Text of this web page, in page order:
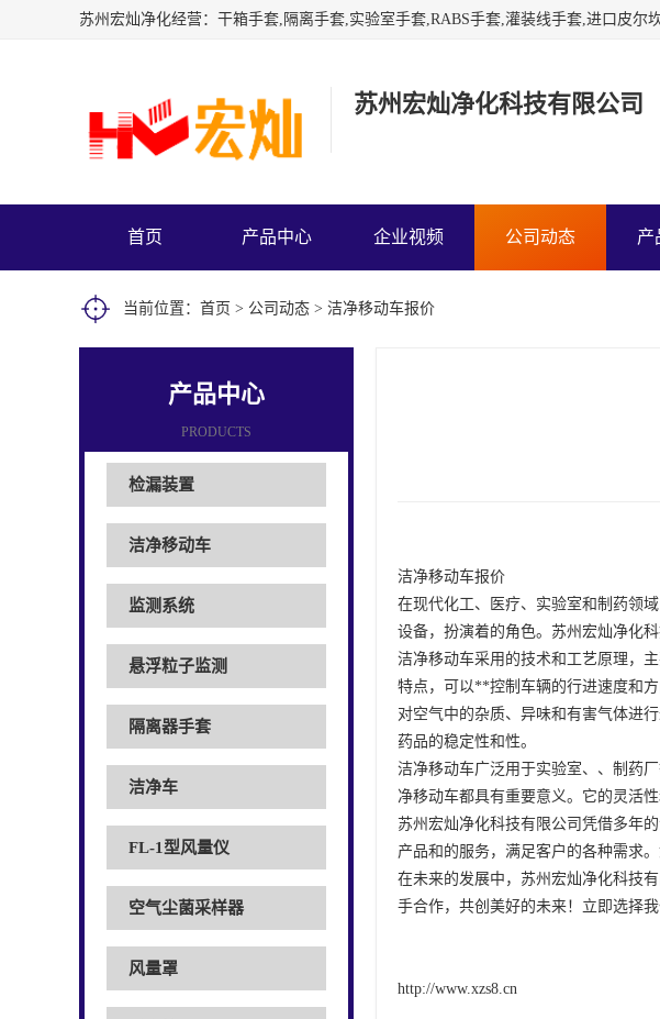
苏州宏灿净化科技有限公司
首页 产品中心 企业视频 公司动态 产
当前位置： 首页 > 公司动态 > 洁净移动车报价
产品中心
PRODUCTS
检漏装置
洁净移动车
监测系统
悬浮粒子监测
隔离器手套
洁净车
FL-1型风量仪
空气尘菌采样器
风量罩
洁净移动车报价
在现代化工、医疗、实验室和制药领
设备，扮演着的角色。苏州宏灿净化
洁净移动车采用的技术和工艺原理，
特点，可以**控制车辆的行进速度和
对空气中的杂质、异味和有害气体进
药品的稳定性和性。
洁净移动车广泛用于实验室、、制药
净移动车都具有重要意义。它的灵活
苏州宏灿净化科技有限公司凭借多年
产品和的服务，满足客户的各种需求
在未来的发展中，苏州宏灿净化科技
手合作，共创美好的未来！立即选择
http://www.xzs8.cn